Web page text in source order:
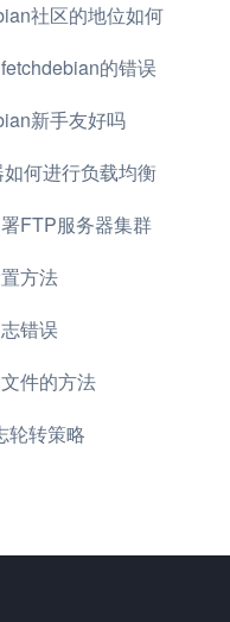
社区的地位如何
的错误
新手友好吗
何进行负载均衡
FTP服务器集群
方法
错误
件的方法
轮转策略